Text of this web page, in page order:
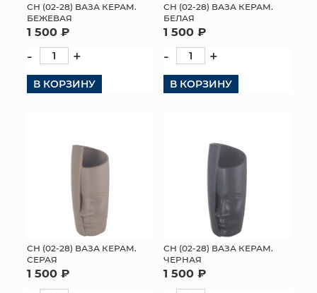
СН (02-28) ВАЗА КЕРАМ.
БЕЖЕВАЯ
1 500 ₽
- +
В КОРЗИНУ
СН (02-28) ВАЗА КЕРАМ.
БЕЛАЯ
1 500 ₽
- +
В КОРЗИНУ
СН (02-28) ВАЗА КЕРАМ.
СЕРАЯ
1 500 ₽
СН (02-28) ВАЗА КЕРАМ.
ЧЕРНАЯ
1 500 ₽